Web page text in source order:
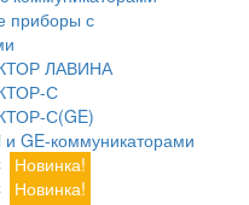
приборы с
ЛАВИНА
С
С(GE)
GE-коммуникаторами
Новинка!
Новинка!